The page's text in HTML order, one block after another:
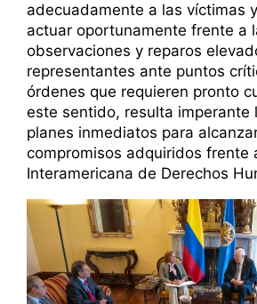
adecuadamente a las víctimas
actuar oportunamente frente a
observaciones y reparos
representantes ante puntos
órdenes que requieren pronto
este sentido, resulta imperante
planes inmediatos para
compromisos adquiridos frente
Interamericana de Derechos